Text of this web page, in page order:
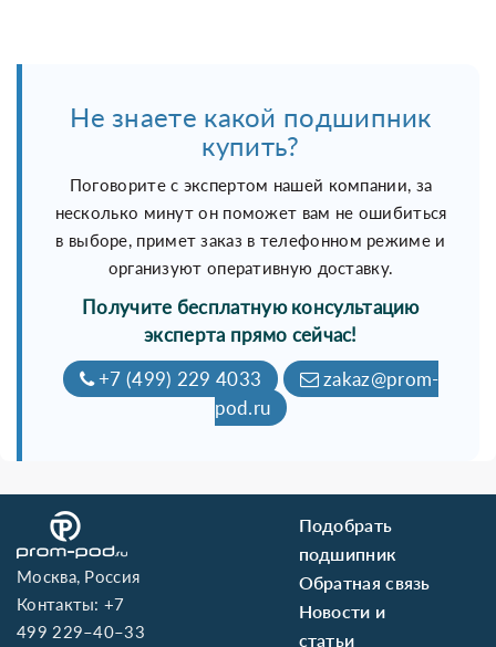
Не знаете какой подшипник
купить?
Поговорите с экспертом нашей компании, за
несколько минут он поможет вам не ошибиться
в выборе, примет заказ в телефонном режиме и
организуют оперативную доставку.
Получите бесплатную консультацию
эксперта прямо сейчас!
+7 (499) 229 4033
zakaz@prom-
pod.ru
Москва, Россия
Контакты:+7
499 229–40–33
Подобрать
подшипник
Обратная связь
Новости и
статьи